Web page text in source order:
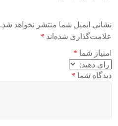
نشانی ایمیل شما منتشر نخواهد شد.
علامت‌گذاری شده‌اند *
امتیاز شما *
دیدگاه شما *